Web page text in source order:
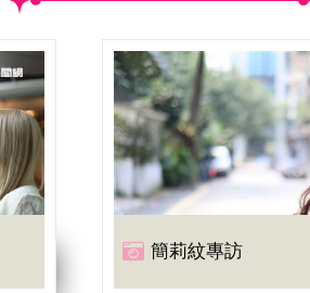
簡莉紋專訪